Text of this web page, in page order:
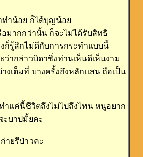
ทำน้อย ก็ได้บุญน้อย
มากกว่านั้น ก็จะไม่ได้รับสิทธิ
ก็รู้สึกไม่ดีกับการกระทำแบบนี้
ว่ากล่าวบิดาซึ่งท่านเห็นดีเห็นงาม
เต็มที่ บางครั้งถึงหลักแสน ถือเป็น
ำแค่นี้ชีวิตถึงไม่ไปถึงไหน หนูอยาก
ะบาปมั้ยคะ
ายรึป่าวคะ